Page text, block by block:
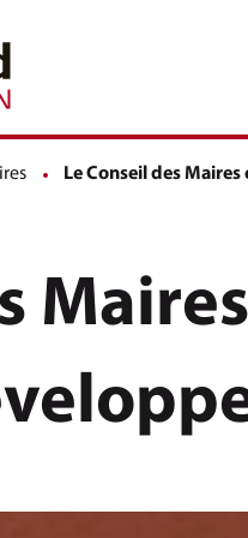
Page active :
Le Conseil des